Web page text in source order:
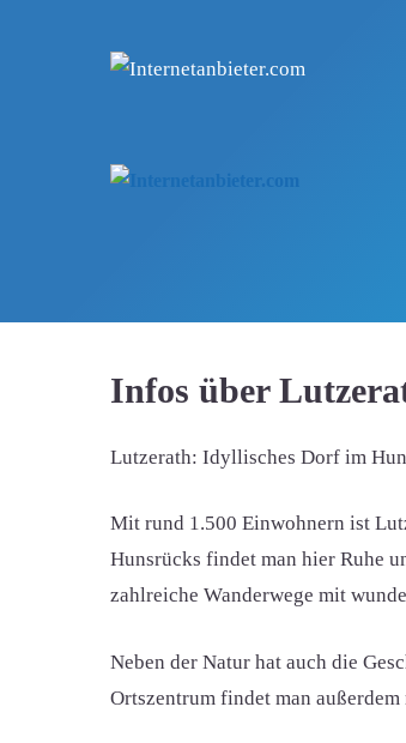
Infos über
Lutzerath: Idyllisches Dorf im
Mit rund 1.500 Einwohnern ist
Hunsrücks findet man hier Ruhe
zahlreiche Wanderwege mit
Neben der Natur hat auch die
Ortszentrum findet man